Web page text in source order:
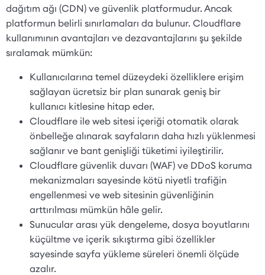
dağıtım ağı (CDN) ve güvenlik platformudur. Ancak
platformun belirli sınırlamaları da bulunur. Cloudflare
kullanımının avantajları ve dezavantajlarını şu şekilde
sıralamak mümkün:
Kullanıcılarına temel düzeydeki özelliklere erişim
sağlayan ücretsiz bir plan sunarak geniş bir
kullanıcı kitlesine hitap eder.
Cloudflare ile web sitesi içeriği otomatik olarak
önbelleğe alınarak sayfaların daha hızlı yüklenmesi
sağlanır ve bant genişliği tüketimi iyileştirilir.
Cloudflare güvenlik duvarı (WAF) ve DDoS koruma
mekanizmaları sayesinde kötü niyetli trafiğin
engellenmesi ve web sitesinin güvenliğinin
arttırılması mümkün hâle gelir.
Sunucular arası yük dengeleme, dosya boyutlarını
küçültme ve içerik sıkıştırma gibi özellikler
sayesinde sayfa yükleme süreleri önemli ölçüde
azalır.